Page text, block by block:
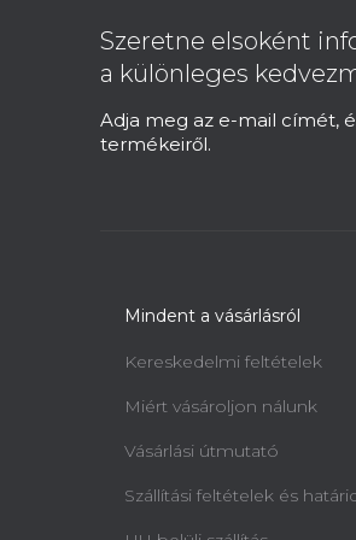
Szeretne elsoként
a különleges
Adja meg az e-mail címét,
termékeiről.
Mindent a vásárlásról
Kereskedelmi feltételek
Miért vásároljon nálunk
Vásárlási útmutató
Szállítási feltételek és